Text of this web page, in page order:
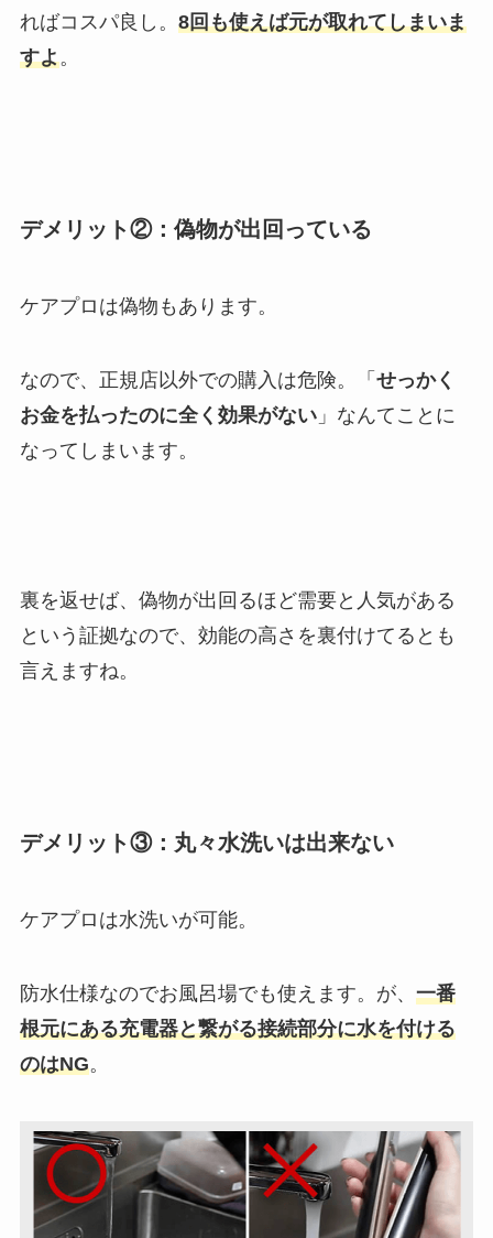
ればコスパ良し。 8回も使えば元が取れてしまいま
すよ。
デメリット②：偽物が出回っている
ケアプロは偽物もあります。
なので、正規店以外での購入は危険。「 せっかく
お金を払ったのに全く効果がない」なんてことに
なってしまいます。
裏を返せば、偽物が出回るほど需要と人気がある
という証拠なので、効能の高さを裏付けてるとも
言えますね。
デメリット③：丸々水洗いは出来ない
ケアプロは水洗いが可能。
防水仕様なのでお風呂場でも使えます。が、 一番
根元にある充電器と繋がる接続部分に水を付ける
のはNG。